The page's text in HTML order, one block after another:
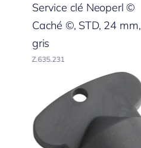
Service clé Neoperl ©
Caché ©, STD, 24 mm,
gris
Z.635.231